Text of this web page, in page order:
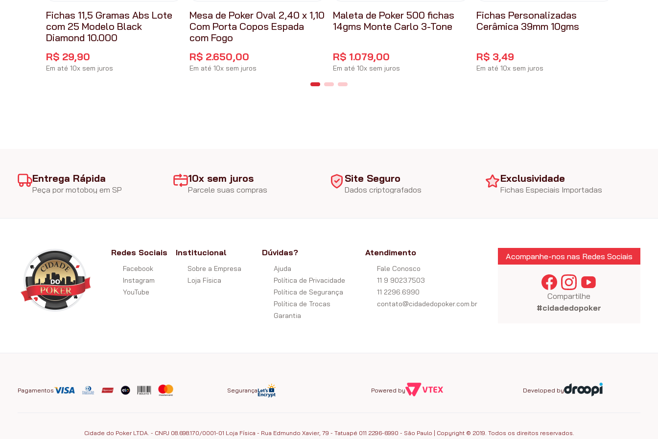
Fichas 11,5 Gramas Abs Lote
com 25 Modelo Black
Diamond 10.000
R$ 29,90
Em até10x sem juros
Mesa de Poker Oval 2,40 x 1,10
Com Porta Copos Espada
com Fogo
R$ 2.650,00
Em até10x sem juros
Maleta de Poker 500 fichas
14gms Monte Carlo 3-Tone
R$ 1.079,00
Em até10x sem juros
Fichas Personalizadas
Cerâmica 39mm 10gms
R$ 3,49
Em até10x sem juros
Entrega Rápida
Peça por motoboy em SP
10x sem juros
Parcele suas compras
Site Seguro
Dados criptografados
Exclusividade
Fichas Especiais Importadas
Redes Sociais
Facebook
Instagram
YouTube
Institucional
Sobre a Empresa
Loja Física
Dúvidas?
Ajuda
Política de Privacidade
Política de Segurança
Política de Trocas
Garantia
Atendimento
Fale Conosco
11 9 9023.7503
11 2296.6990
contato@cidadedopoker.com.br
Acompanhe-nos nas Redes Sociais
Compartilhe
#cidadedopoker
Pagamentos Segurança Powered by Developed by
Cidade do Poker LTDA. - CNPJ 08.698.170/0001-01 Loja Física - Rua Edmundo Xavier, 79 - Tatuapé 011 2296-6990 - São Paulo | Copyright © 2019. Todos os direitos reservados.